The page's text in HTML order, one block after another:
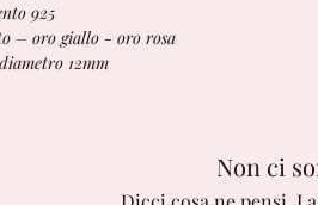
925
– oro giallo - oro rosa
12mm
Non ci